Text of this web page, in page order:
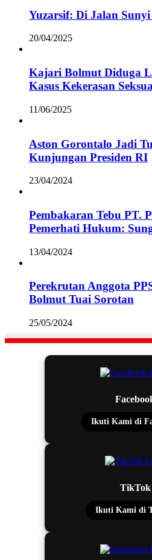
Yuzarsif: Di Jalan
20/04/2025
Kajari Bolmut Diduga
Kasus Kekerasan
11/06/2025
Aston Gorontalo Jadi
Kunjungan Presiden RI
23/04/2024
Pembakaran Tebu PT.
Pemerhati Hukum:
13/04/2024
Perekrutan Anggota
Bolmut Tuai Sorotan
25/05/2024
Ikuti Kami di
TikTok
Ikuti Kami di